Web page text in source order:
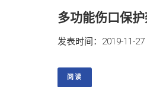
多功能伤口保
发表时间：2019-11-27
阅读